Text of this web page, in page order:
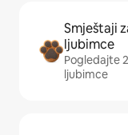
Smještaji
ljubimce
Pogledajte
ljubimce